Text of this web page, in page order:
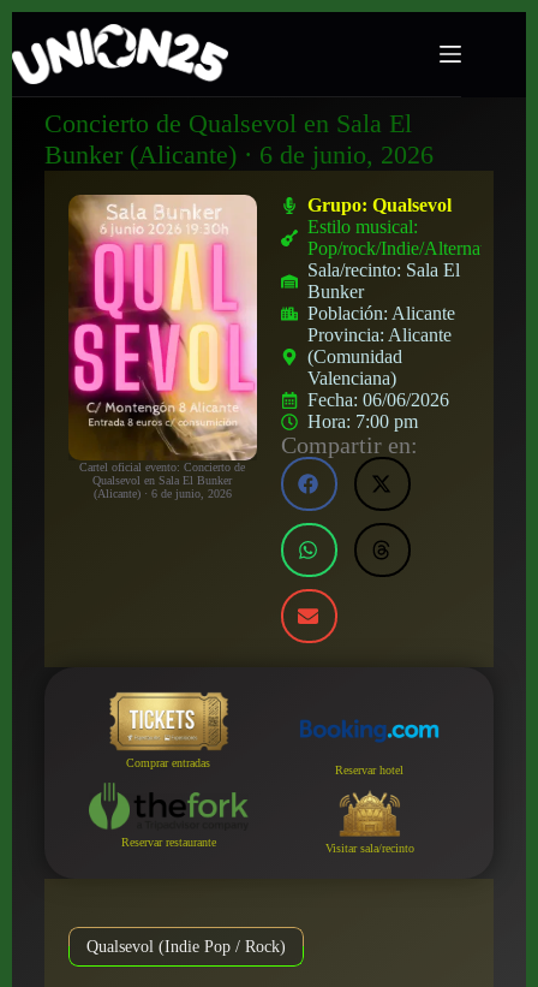
Concierto de Qualsevol en Sala El
Bunker (Alicante) · 6 de junio, 2026
Cartel oficial evento: Concierto de
Qualsevol en Sala El Bunker
(Alicante) · 6 de junio, 2026
Grupo:Qualsevol
Estilo musical:
Pop/rock/Indie/Alternativo
Sala/recinto: Sala El
Bunker
Población: Alicante
Provincia: Alicante
(Comunidad
Valenciana)
Fecha:06/06/2026
Hora: 7:00 pm
Compartir en:
Comprar entradas
Reservar hotel
Reservar restaurante Visitar sala/recinto
Qualsevol (Indie Pop / Rock)